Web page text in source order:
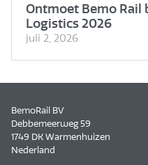
Ontmoet Bemo Rail
Logistics 2026
juli 2, 2026
BemoRail BV
Debbemeerweg 59
1749 DK Warmenhuizen
Nederland